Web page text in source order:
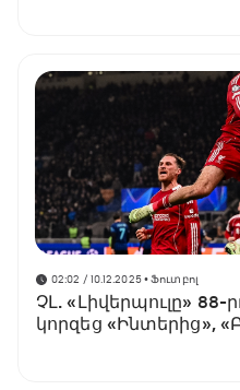
02:02 / 10.12.2025• Ֆուտբոլ
ՉԼ. «Լիվերպուլը»
կորզեց «Ինտերից»,